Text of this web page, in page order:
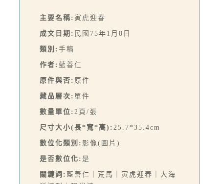
主要名稱: 寅虎迎春
成文日期: 民國75年1月8日
類別: 手稿
作者: 藍善仁
原件與否: 原件
藏品層次: 單件
數量單位: 2頁/張
尺寸大小(長*寬*高): 25.7*35.4cm
數位化類別: 影像(圖片)
是否數位化: 是
關鍵詞: 藍善仁｜荒馬｜寅虎迎春｜大海